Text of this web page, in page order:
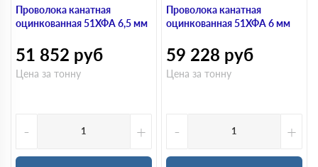
Проволока канатная
оцинкованная 51ХФА 6,5 мм
51 852 руб
Цена за тонну
- +
Проволока канатная
оцинкованная 51ХФА 6 мм
59 228 руб
Цена за тонну
- +